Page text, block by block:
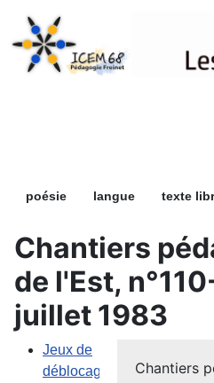
poésie langue texte
Chantiers
de l'Est,
juillet 1983
Chantiers
Jeux de
déblocage